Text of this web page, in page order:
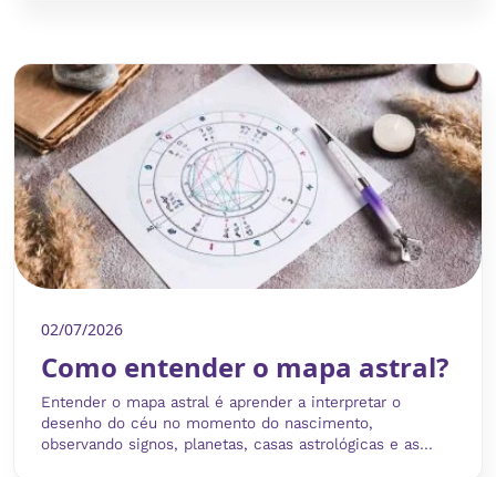
02/07/2026
Como entender o mapa astral?
Entender o mapa astral é aprender a interpretar o
desenho do céu no momento do nascimento,
observando signos, planetas, casas astrológicas e as...